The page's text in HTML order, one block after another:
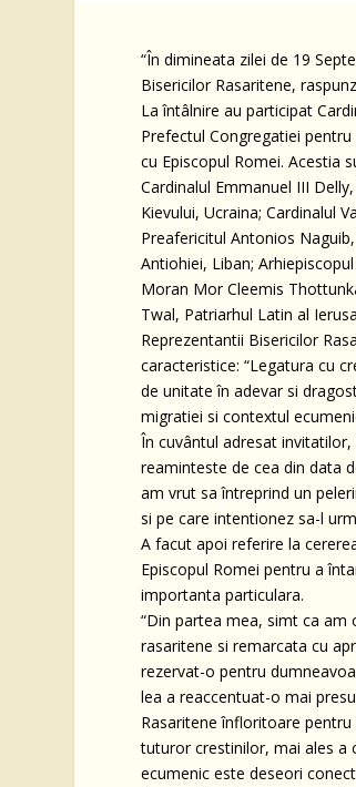
“În dimineata zilei de 19
Bisericilor Rasaritene,
La întâlnire au participat
Prefectul Congregatiei
cu Episcopul Romei. Acestia
Cardinalul Emmanuel III
Kievului, Ucraina; Cardinalul
Preafericitul Antonios
Antiohiei, Liban;
Moran Mor Cleemis
Twal, Patriarhul Latin al
Reprezentantii Bisericilor
caracteristice: “Legatura cu
de unitate în adevar si
migratiei si contextul
În cuvântul adresat
reaminteste de cea din data
am vrut sa întreprind un
si pe care intentionez sa-l
A facut apoi referire la
Episcopul Romei pentru a
importanta particulara.
“Din partea mea, simt ca
rasaritene si remarcata cu
rezervat-o pentru
lea a reaccentuat-o mai
Rasaritene înfloritoare
tuturor crestinilor, mai ales a
ecumenic este deseori